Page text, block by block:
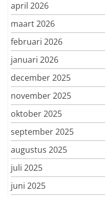
april 2026
maart 2026
februari 2026
januari 2026
december 2025
november 2025
oktober 2025
september 2025
augustus 2025
juli 2025
juni 2025